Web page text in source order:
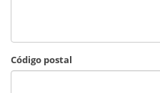
Código postal